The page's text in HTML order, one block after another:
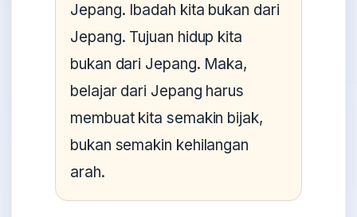
Jepang. Ibadah kita bukan dari
Jepang. Tujuan hidup kita
bukan dari Jepang. Maka,
belajar dari Jepang harus
membuat kita semakin bijak,
bukan semakin kehilangan
arah.